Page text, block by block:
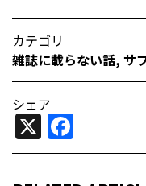
カテゴリ
雑誌に載らない話, サ
シェア
X